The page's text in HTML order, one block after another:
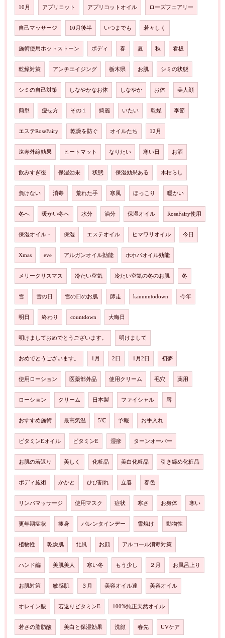
10月 アプリコット アプリコットオイル ローズフェアリー
自己マッサージ 10月後半 いつまでも 若々しく
施術使用ホットストーン ボディ 春 夏 秋 看板
乾燥対策 アンチエイジング 栃木県 お肌 シミの状態
シミの自己対策 しなやかなお体 しなやか お体 美人顔
簡単 瘦せ方 その１ 綺麗 いたい 乾燥 季節
エステRoseFairy 乾燥を防ぐ オイルたち 12月
遠赤外線効果 ヒートマット なりたい 寒い日 お酒
飲みすぎ後 保湿効果 状態 保湿効果ある 木枯らし
負けない 消毒 荒れた手 寒風 ほっこり 暖かい
冬へ 暖かい冬へ 水分 油分 保湿オイル RoseFairy使用
保湿オイル・ 保湿 エステオイル ヒマワリオイル 今日
Xmas eve アルガンオイル効能 ホホバオイル効能
メリークリスマス 冷たい空気 冷たい空気の冬のお肌 冬
雪 雪の日 雪の日のお肌 師走 kauunntodown 今年
明日 終わり countdown 大晦日
明けましておめでとうございます。 明けまして
おめでとうございます。 1月 2日 1月2日 初夢
使用ローション 医薬部外品 使用クリーム 毛穴 薬用
ローション クリーム 日本製 ファイシャル 唇
おすすめ施術 最高気温 5℃ 予報 お手入れ
ビタミンEオイル ビタミンE 湿疹 ターンオーバー
お肌の若返り 美しく 化粧品 美白化粧品 引き締め化粧品
ボディ施術 かかと ひび割れ 立春 春色
リンパマッサージ 使用マスク 症状 寒さ お身体 寒い
更年期症状 痩身 バレンタインデー 雪焼け 動物性
植物性 乾燥肌 北風 お顔 アルコール消毒対策
ハンド編 美肌美人 寒い冬 もう少し ２月 お風呂上り
お肌対策 敏感肌 ３月 美容オイル達 美容オイル
オレイン酸 若返りビタミンE 100%純正天然オイル
若さの脂肪酸 美白と保湿効果 洗顔 春先 UVケア